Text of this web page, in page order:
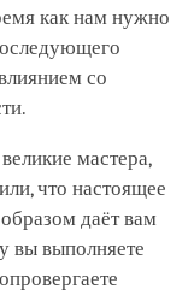
как нам нужно
со
мастера,
что настоящее
даёт вам
вы выполняете